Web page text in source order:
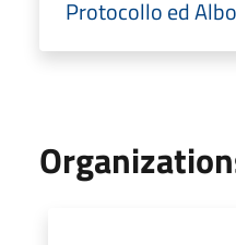
Protocollo ed